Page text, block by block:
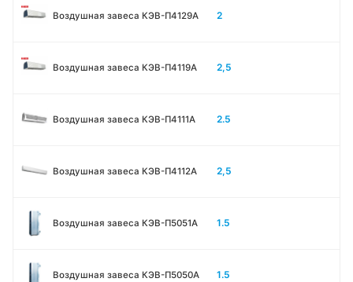
Воздушная завеса КЭВ-П4129А 2
Воздушная завеса КЭВ-П4119А 2,5
Воздушная завеса КЭВ-П4111A 2.5
Воздушная завеса КЭВ-П4112А 2,5
Воздушная завеса КЭВ-П5051A 1.5
Воздушная завеса КЭВ-П5050A 1.5